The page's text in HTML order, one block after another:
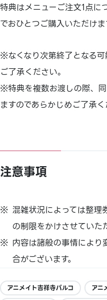
特典はメニューご注文1点
でおひとつご購入いただけま
※なくなり次第終了となる
ご了承ください。
※特典を複数お渡しの際、
ますのであらかじめご了承く
注意事項
混雑状況によっては整理
の制限をかけさせていた
内容は諸般の事情により
合がございます。
アニメイト吉祥寺パルコ
アニ